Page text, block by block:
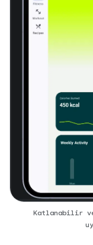
Katlanabilir